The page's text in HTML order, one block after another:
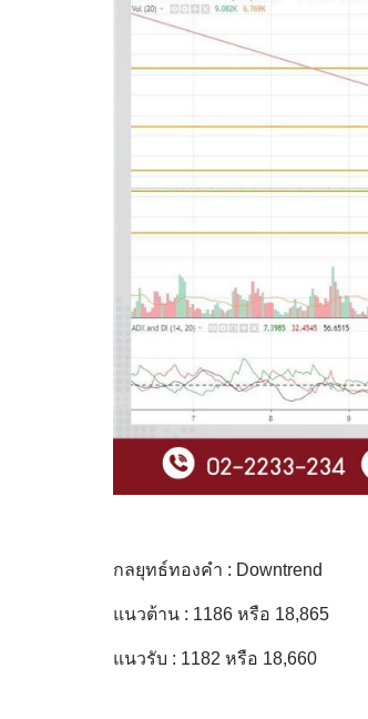
กลยุทธ์ทองคำ : Downtrend
แนวต้าน : 1186 หรือ 18,865
แนวรับ : 1182 หรือ 18,660